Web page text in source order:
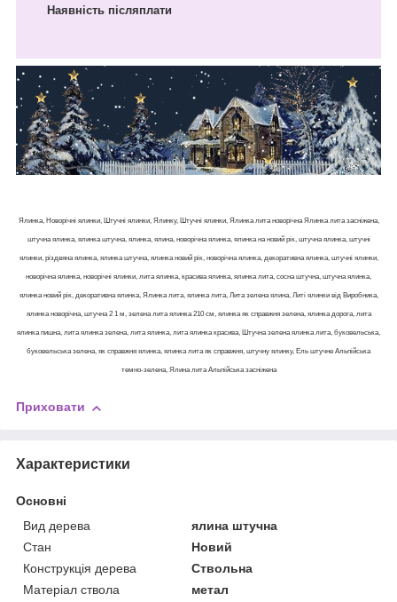
Наявність післяплати
Ялинка, Новорічні ялинки, Штучні ялинки, Ялинку, Штучні ялинки, Ялинка лита новорічна Ялинка лита засніжена,
штучна ялинка, ялинка штучна, ялинка, ялина, новорічна ялинка, ялинка на новий рік, штучна ялинка, штучні
ялинки, різдвяна ялинка, ялинка штучна, ялинка новий рік, новорічна ялинка, декоративна ялинка, штучні ялинки,
новорічна ялинка, новорічні ялинки, лита ялинка, красива ялинка, ялинка лита, сосна штучна, штучна ялинка,
ялинка новий рік, декоративна ялинка, Ялинка лита, ялинка лита, Лита зелена ялина, Литі ялинки від Виробника,
ялинка новорічна, штучна 2 1 м, зелена лита ялинка 210 см, ялинка як справжня зелена, ялинка дорога, лита
ялинка пишна, лита ялинка зелена, лита ялинка, лита ялинка красива, Штучна зелена ялинка лита, буковельська,
буковельська зелена, як справжня ялинка, ялинка лита як справжня, штучну ялинку, Ель штучне Альпійська
темно-зелена, Ялина лита Альпійська засніжена
Приховати
Характеристики
Основні
Вид дерева
ялина штучна
Стан
Новий
Конструкція дерева
Ствольна
Матеріал ствола
метал